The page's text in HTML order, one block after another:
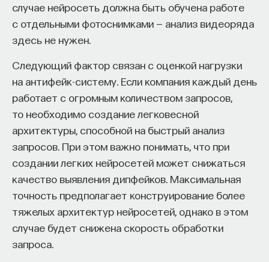
случае нейросеть должна быть обучена работе
с отдельными фотоснимками — анализ видеоряда
здесь не нужен.
Следующий фактор связан с оценкой нагрузки
на антифейк-систему. Если компания каждый день
работает с огромным количеством запросов,
то необходимо создание легковесной
архитектуры, способной на быстрый анализ
запросов. При этом важно понимать, что при
создании легких нейросетей может снижаться
качество выявления дипфейков. Максимальная
точность предполагает конструирование более
тяжелых архитектур нейросетей, однако в этом
случае будет снижена скорость обработки
запроса.